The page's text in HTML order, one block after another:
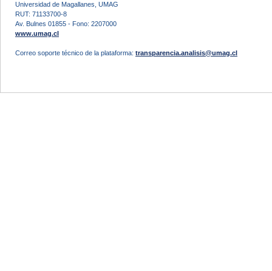
Universidad de Magallanes, UMAG
RUT: 71133700-8
Av. Bulnes 01855 - Fono: 2207000
www.umag.cl
Correo soporte técnico de la plataforma: transparencia.analisis@umag.cl